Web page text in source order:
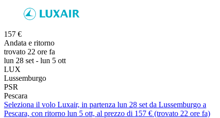
157 €
Andata e ritorno
trovato 22 ore fa
lun 28 set - lun 5 ott
LUX
Lussemburgo
PSR
Pescara
Seleziona il volo Luxair, in partenza lun 28 set da Lussemburgo a
Pescara, con ritorno lun 5 ott, al prezzo di 157 € (trovato 22 ore fa)